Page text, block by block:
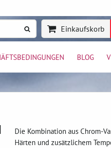
Einkaufskorb
BLOG
Die Kombination aus Chrom-
Härten und zusätzlichem